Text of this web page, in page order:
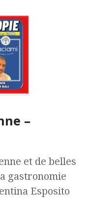
–
et de belles
gastronomie
Esposito